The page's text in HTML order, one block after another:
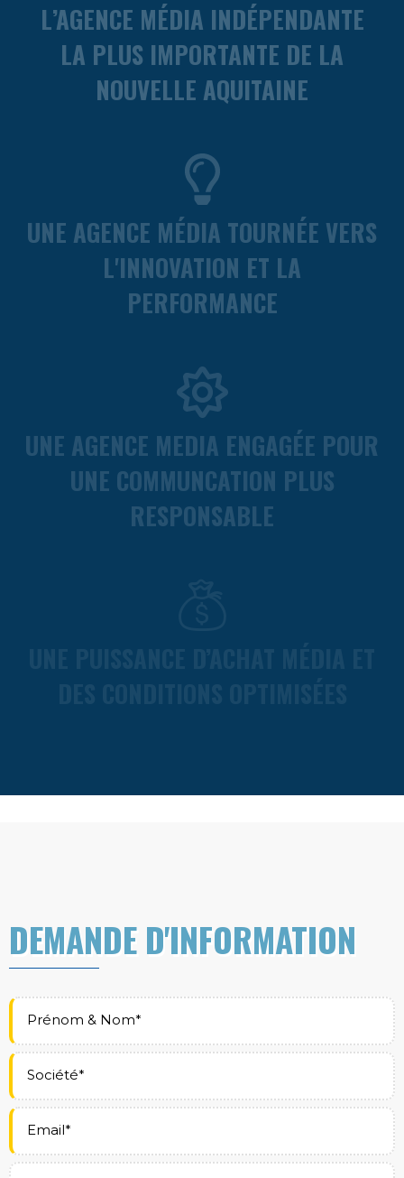
L’AGENCE MÉDIA INDÉPENDANTE
LA PLUS IMPORTANTE DE LA
NOUVELLE AQUITAINE
UNE AGENCE MÉDIA TOURNÉE VERS
L'INNOVATION ET LA
PERFORMANCE
UNE AGENCE MEDIA ENGAGÉE POUR
UNE COMMUNCATION PLUS
RESPONSABLE
DEMANDE D'INFORMATION